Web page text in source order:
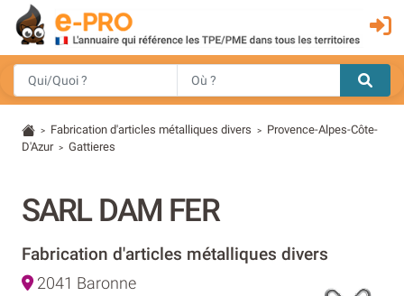
> Fabrication d'articles métalliques divers > Provence-Alpes-Côte-
D'Azur > Gattieres
SARL DAM FER
Fabrication d'articles métalliques divers
2041 Baronne